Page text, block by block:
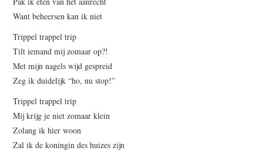
Want beheersen kan ik niet
Trippel trappel trip
Tilt iemand mij zomaar op?!
Met mijn nagels wijd gespreid
Zeg ik duidelijk “ho, nu stop!”
Trippel trappel trip
Mij krijg je niet zomaar klein
Zolang ik hier woon
Zal ik de koningin des huizes zijn